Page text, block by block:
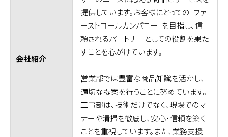
会社紹介
提供しています。お客様にとっての「ファ
ーストコールカンパニー」を目指し、信
頼されるパートナーとしての役割を果た
すことを心がけています。
営業部では豊富な商品知識を活かし、
適切な提案を行うことに努めています。
工事部は、技術だけでなく、現場でのマ
ナーや清掃を徹底し、安心・信頼を築く
ことを重視しています。また、業務支援